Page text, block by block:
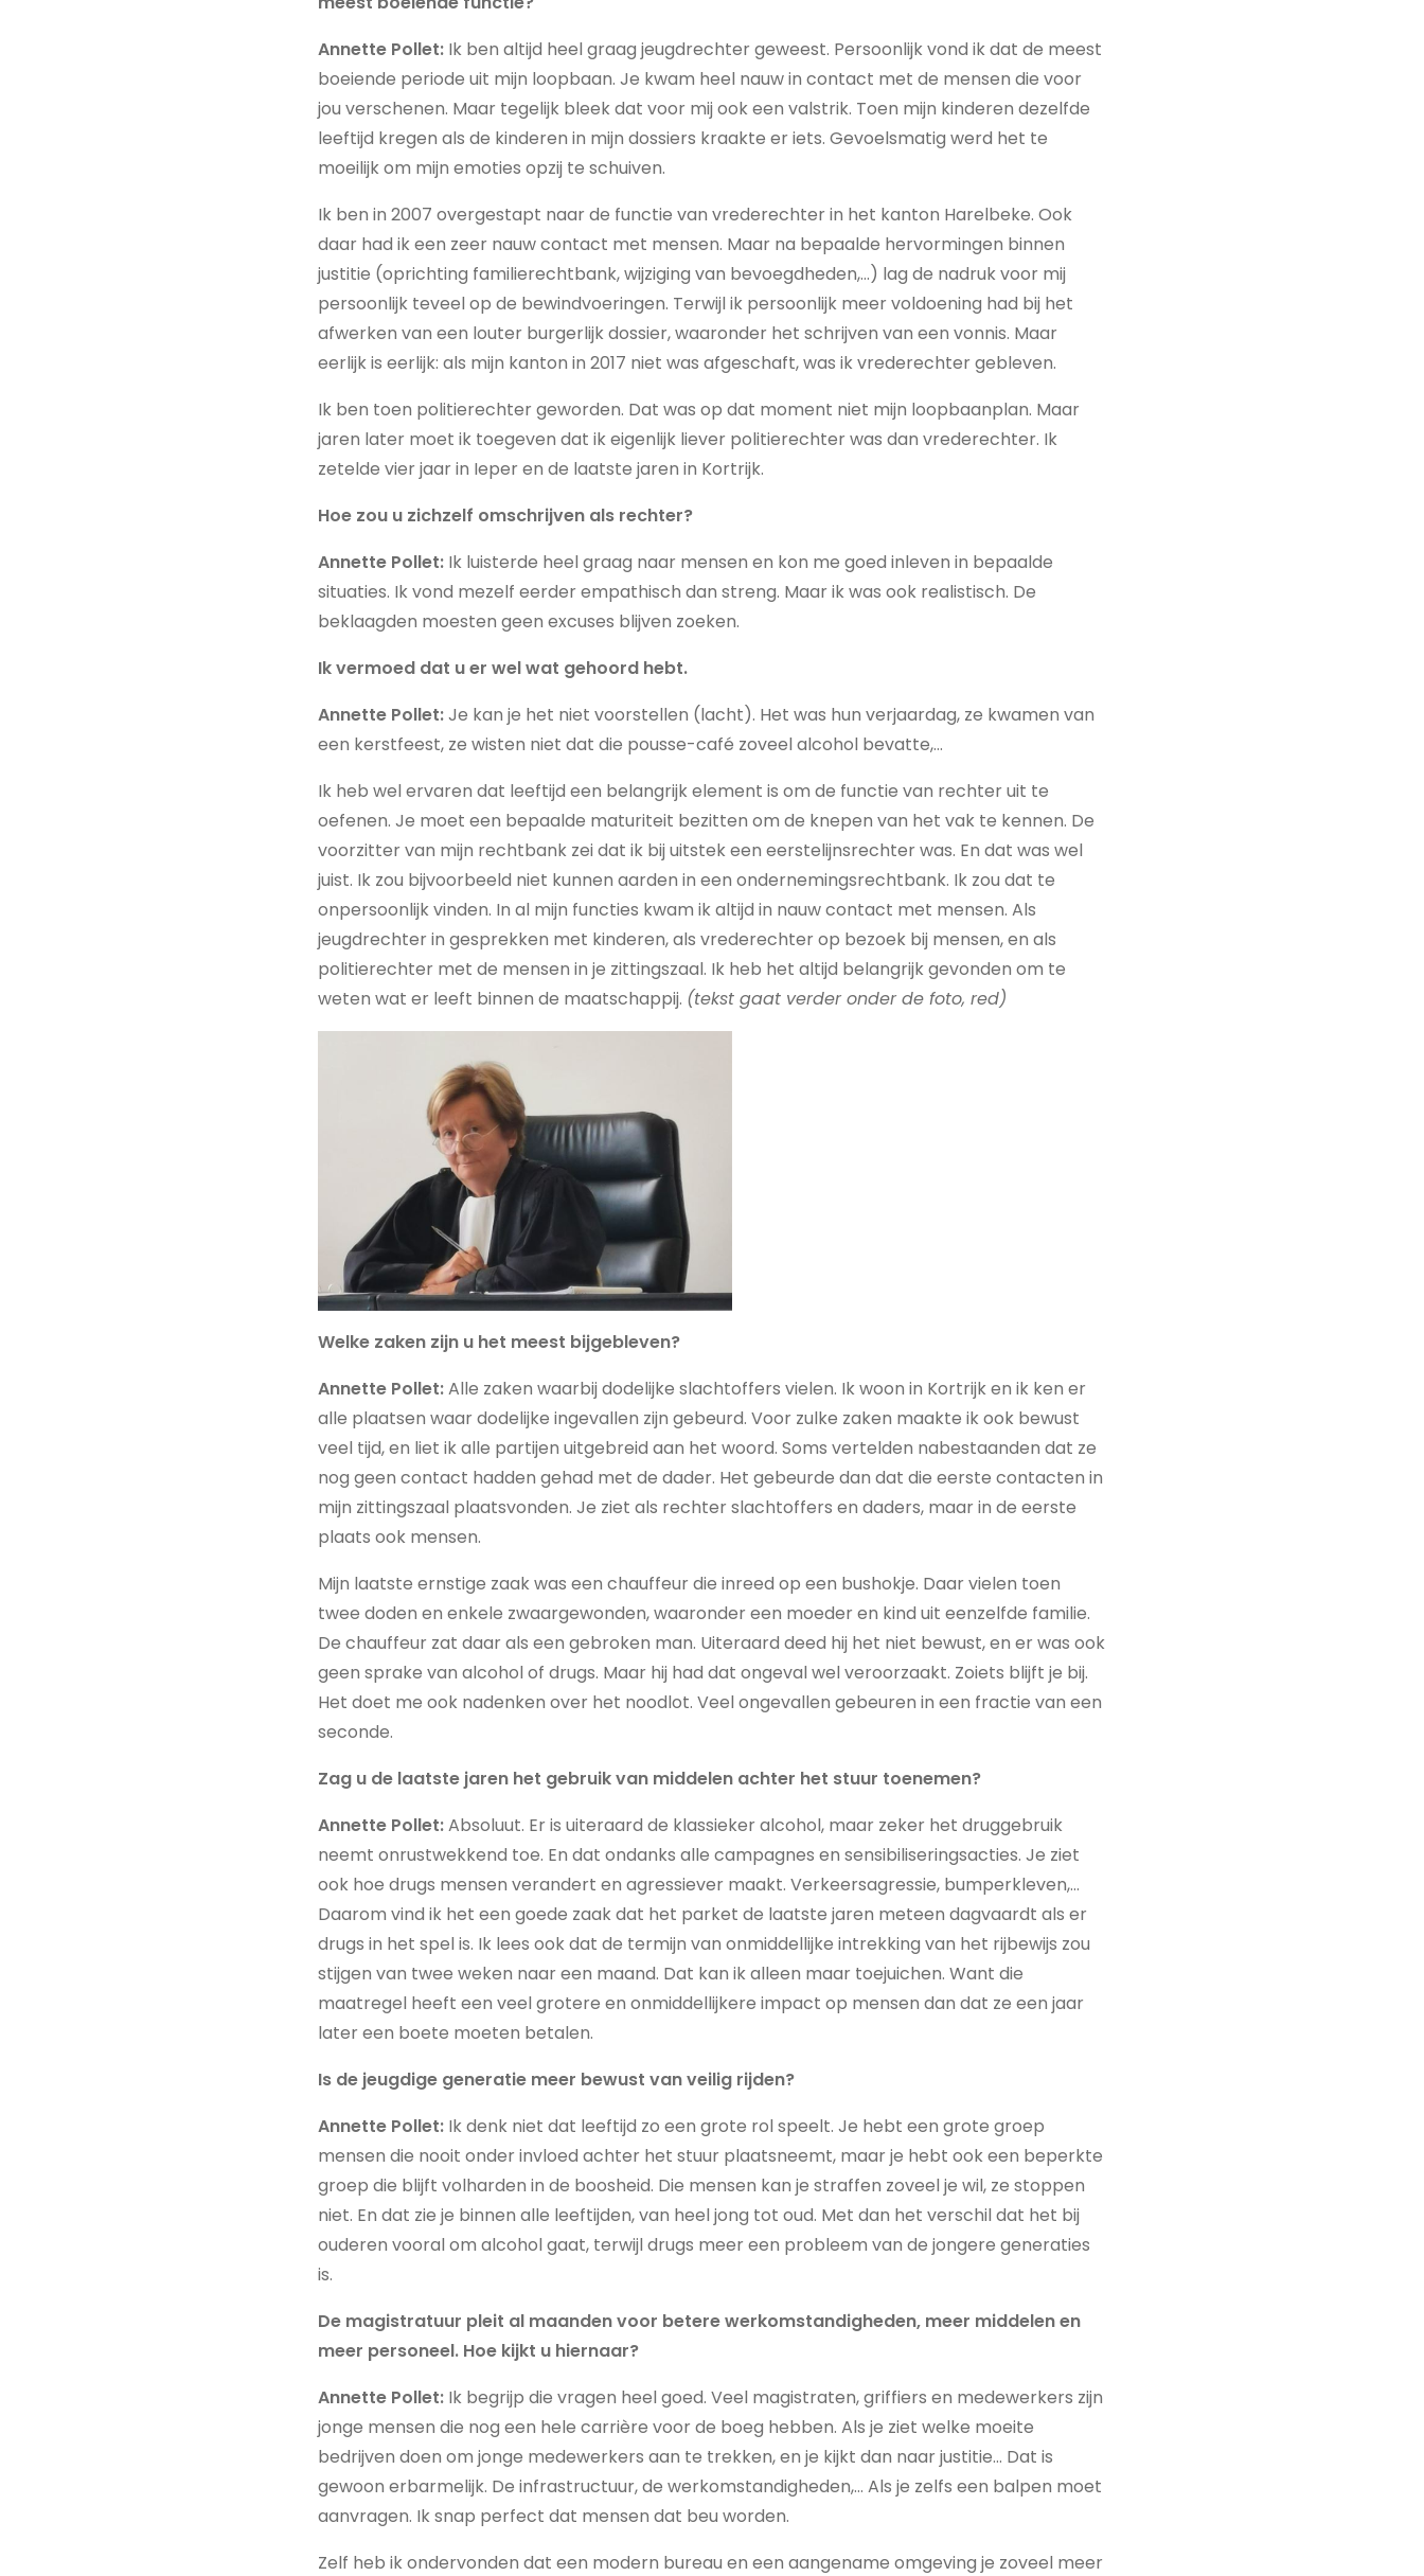
Annette Pollet: Ik ben altijd heel graag jeugdrechter geweest. Persoonlijk vond ik dat de meest
boeiende periode uit mijn loopbaan. Je kwam heel nauw in contact met de mensen die voor
jou verschenen. Maar tegelijk bleek dat voor mij ook een valstrik. Toen mijn kinderen dezelfde
leeftijd kregen als de kinderen in mijn dossiers kraakte er iets. Gevoelsmatig werd het te
moeilijk om mijn emoties opzij te schuiven.
Ik ben in 2007 overgestapt naar de functie van vrederechter in het kanton Harelbeke. Ook
daar had ik een zeer nauw contact met mensen. Maar na bepaalde hervormingen binnen
justitie (oprichting familierechtbank, wijziging van bevoegdheden,…) lag de nadruk voor mij
persoonlijk teveel op de bewindvoeringen. Terwijl ik persoonlijk meer voldoening had bij het
afwerken van een louter burgerlijk dossier, waaronder het schrijven van een vonnis. Maar
eerlijk is eerlijk: als mijn kanton in 2017 niet was afgeschaft, was ik vrederechter gebleven.
Ik ben toen politierechter geworden. Dat was op dat moment niet mijn loopbaanplan. Maar
jaren later moet ik toegeven dat ik eigenlijk liever politierechter was dan vrederechter. Ik
zetelde vier jaar in Ieper en de laatste jaren in Kortrijk.
Hoe zou u zichzelf omschrijven als rechter?
Annette Pollet: Ik luisterde heel graag naar mensen en kon me goed inleven in bepaalde
situaties. Ik vond mezelf eerder empathisch dan streng. Maar ik was ook realistisch. De
beklaagden moesten geen excuses blijven zoeken.
Ik vermoed dat u er wel wat gehoord hebt.
Annette Pollet:Je kan je het niet voorstellen (lacht). Het was hun verjaardag, ze kwamen van
een kerstfeest, ze wisten niet dat die pousse-café zoveel alcohol bevatte,…
Ik heb wel ervaren dat leeftijd een belangrijk element is om de functie van rechter uit te
oefenen. Je moet een bepaalde maturiteit bezitten om de knepen van het vak te kennen. De
voorzitter van mijn rechtbank zei dat ik bij uitstek een eerstelijnsrechter was. En dat was wel
juist. Ik zou bijvoorbeeld niet kunnen aarden in een ondernemingsrechtbank. Ik zou dat te
onpersoonlijk vinden. In al mijn functies kwam ik altijd in nauw contact met mensen. Als
jeugdrechter in gesprekken met kinderen, als vrederechter op bezoek bij mensen, en als
politierechter met de mensen in je zittingszaal. Ik heb het altijd belangrijk gevonden om te
weten wat er leeft binnen de maatschappij. (tekst gaat verder onder de foto, red)
Welke zaken zijn u het meest bijgebleven?
Annette Pollet:Alle zaken waarbij dodelijke slachtoffers vielen. Ik woon in Kortrijk en ik ken er
alle plaatsen waar dodelijke ingevallen zijn gebeurd. Voor zulke zaken maakte ik ook bewust
veel tijd, en liet ik alle partijen uitgebreid aan het woord. Soms vertelden nabestaanden dat ze
nog geen contact hadden gehad met de dader. Het gebeurde dan dat die eerste contacten in
mijn zittingszaal plaatsvonden. Je ziet als rechter slachtoffers en daders, maar in de eerste
plaats ook mensen.
Mijn laatste ernstige zaak was een chauffeur die inreed op een bushokje. Daar vielen toen
twee doden en enkele zwaargewonden, waaronder een moeder en kind uit eenzelfde familie.
De chauffeur zat daar als een gebroken man. Uiteraard deed hij het niet bewust, en er was ook
geen sprake van alcohol of drugs. Maar hij had dat ongeval wel veroorzaakt. Zoiets blijft je bij.
Het doet me ook nadenken over het noodlot. Veel ongevallen gebeuren in een fractie van een
seconde.
Zag u de laatste jaren het gebruik van middelen achter het stuur toenemen?
Annette Pollet:Absoluut. Er is uiteraard de klassieker alcohol, maar zeker het druggebruik
neemt onrustwekkend toe. En dat ondanks alle campagnes en sensibiliseringsacties. Je ziet
ook hoe drugs mensen verandert en agressiever maakt. Verkeersagressie, bumperkleven,…
Daarom vind ik het een goede zaak dat het parket de laatste jaren meteen dagvaardt als er
drugs in het spel is. Ik lees ook dat de termijn van onmiddellijke intrekking van het rijbewijs zou
stijgen van twee weken naar een maand. Dat kan ik alleen maar toejuichen. Want die
maatregel heeft een veel grotere en onmiddellijkere impact op mensen dan dat ze een jaar
later een boete moeten betalen.
Is de jeugdige generatie meer bewust van veilig rijden?
Annette Pollet: Ik denk niet dat leeftijd zo een grote rol speelt. Je hebt een grote groep
mensen die nooit onder invloed achter het stuur plaatsneemt, maar je hebt ook een beperkte
groep die blijft volharden in de boosheid. Die mensen kan je straffen zoveel je wil, ze stoppen
niet. En dat zie je binnen alle leeftijden, van heel jong tot oud. Met dan het verschil dat het bij
ouderen vooral om alcohol gaat, terwijl drugs meer een probleem van de jongere generaties
is.
De magistratuur pleit al maanden voor betere werkomstandigheden, meer middelen en
meer personeel. Hoe kijkt u hiernaar?
Annette Pollet: Ik begrijp die vragen heel goed. Veel magistraten, griffiers en medewerkers zijn
jonge mensen die nog een hele carrière voor de boeg hebben. Als je ziet welke moeite
bedrijven doen om jonge medewerkers aan te trekken, en je kijkt dan naar justitie… Dat is
gewoon erbarmelijk. De infrastructuur, de werkomstandigheden,… Als je zelfs een balpen moet
aanvragen. Ik snap perfect dat mensen dat beu worden.
Zelf heb ik ondervonden dat een modern bureau en een aangename omgeving je zoveel meer